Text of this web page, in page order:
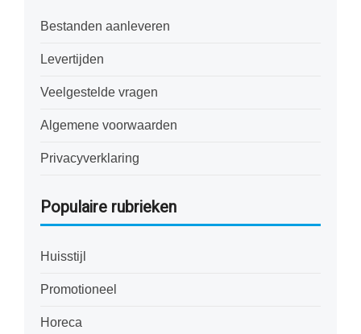
Bestanden aanleveren
Levertijden
Veelgestelde vragen
Algemene voorwaarden
Privacyverklaring
Populaire rubrieken
Huisstijl
Promotioneel
Horeca